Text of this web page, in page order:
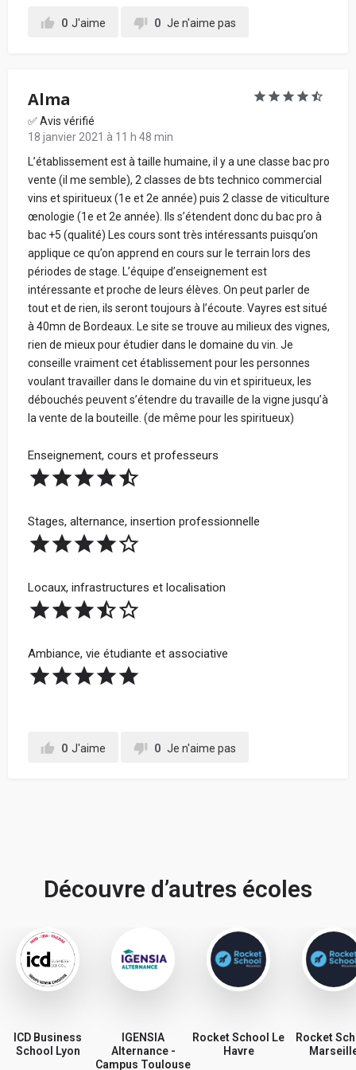
0 J'aime 0 Je n'aime pas
Alma
✅ Avis vérifié
18 janvier 2021 à 11 h 48 min
L’établissement est à taille humaine, il y a une classe bac pro
vente (il me semble), 2 classes de bts technico commercial
vins et spiritueux (1e et 2e année) puis 2 classe de viticulture
œnologie (1e et 2e année). Ils s’étendent donc du bac pro à
bac +5 (qualité) Les cours sont très intéressants puisqu’on
applique ce qu’on apprend en cours sur le terrain lors des
périodes de stage. L’équipe d’enseignement est
intéressante et proche de leurs élèves. On peut parler de
tout et de rien, ils seront toujours à l’écoute. Vayres est situé
à 40mn de Bordeaux. Le site se trouve au milieux des vignes,
rien de mieux pour étudier dans le domaine du vin. Je
conseille vraiment cet établissement pour les personnes
voulant travailler dans le domaine du vin et spiritueux, les
débouchés peuvent s’étendre du travaille de la vigne jusqu’à
la vente de la bouteille. (de même pour les spiritueux)
Enseignement, cours et professeurs
Stages, alternance, insertion professionnelle
Locaux, infrastructures et localisation
Ambiance, vie étudiante et associative
0 J'aime 0 Je n'aime pas
dessus, pour conseiller les futurs étudiants :
En soumettant mon avis, j'accepte lesconditions
générales d'utilisation.
Partager mon avis
Découvre d’autres écoles
ICD Business
School Lyon
IGENSIA
Alternance -
Campus Toulouse
Rocket School Le
Havre
Rocket